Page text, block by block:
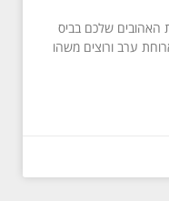
שלכם בביס
ערב ורוצים משהו